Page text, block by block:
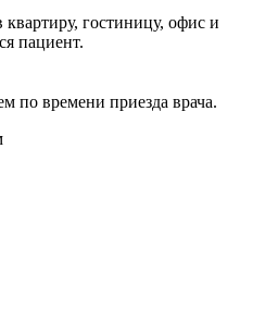
квартиру, гостиницу, офис и
пациент.
по времени приезда врача.